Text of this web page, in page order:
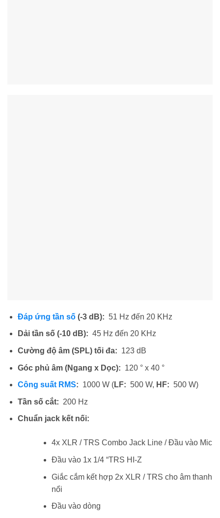
Đáp ứng tần số(-3 dB): 51 Hz đến 20 KHz
Dải tần số (-10 dB): 45 Hz đến 20 KHz
Cường độ âm (SPL) tối đa: 123 dB
Góc phủ âm (Ngang x Dọc): 120 ° x 40 °
Công suất RMS: 1000 W (LF: 500 W, HF: 500 W)
Tần số cắt: 200 Hz
Chuẩn jack kết nối:
4x XLR / TRS Combo Jack Line / Đầu vào Mic
Đầu vào 1x 1/4 “TRS HI-Z
Giắc cắm kết hợp 2x XLR / TRS cho âm thanh
nổi
Đầu vào dòng